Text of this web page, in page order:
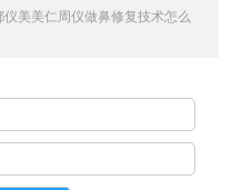
仪美美仁周仪做鼻修复技术怎么